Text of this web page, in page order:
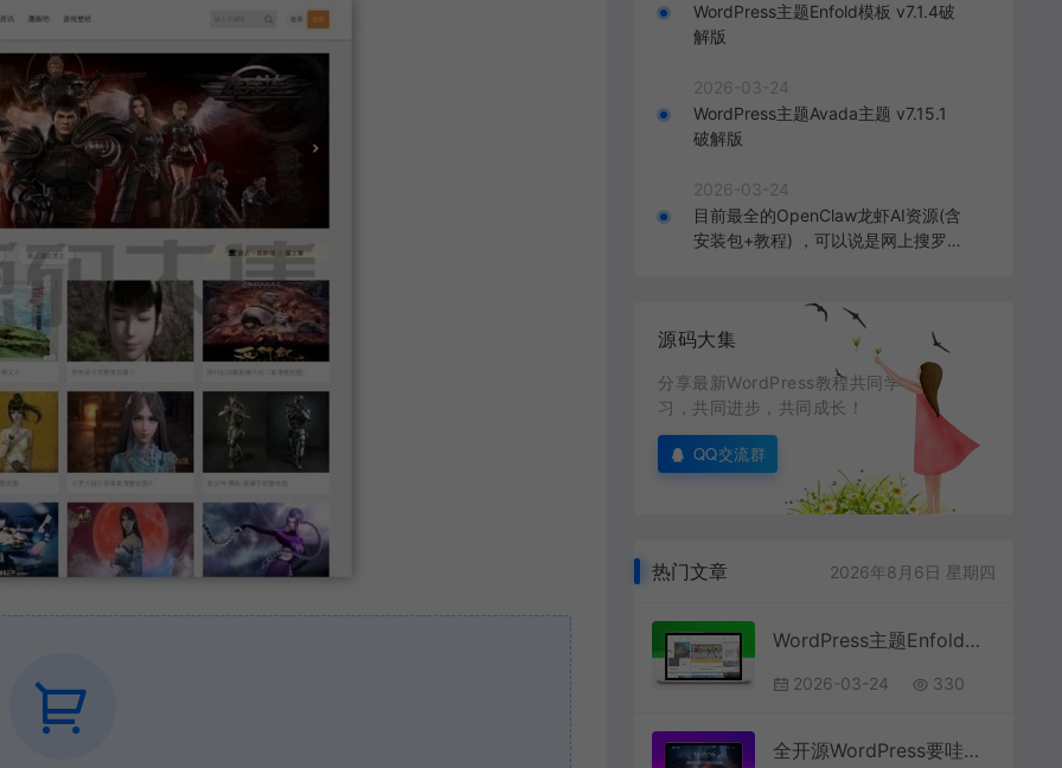
WordPress主题Enfold模板 v7.1.4破
解版
2026-03-24
WordPress主题Avada主题 v7.15.1
破解版
2026-03-24
目前最全的OpenClaw龙虾AI资源(含
安装包+教程) ，可以说是网上搜罗的
源码大集
分享最新WordPress教程共同学
习，共同进步，共同成长！
QQ交流群
热门文章 2026年8月6日 星期四
WordPress主题Enfold模板 v7.1.4破解版
2026-03-24 330
全开源WordPress要哇棱镜导航主题Yowao Navigation Pro